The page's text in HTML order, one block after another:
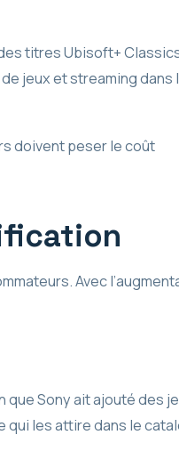
titres Ubisoft+
jeux et streaming dans
doivent peser le coût
Avec
que Sony ait ajouté des
les attire dans le